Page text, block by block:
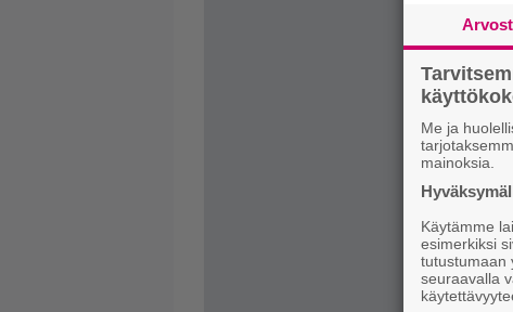
Me ja
mainoksia.
Käytämme
esimerkiksi
tutustumaan
seuraavalla